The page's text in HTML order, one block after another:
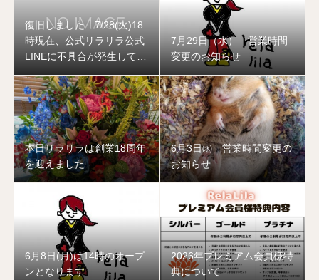
復旧しました 7/28(火)18
時現在、公式リラリラ公式
LINEに不具合が発生してお
7月29日（水） 営業時間
変更のお知らせ
本日リラリラは創業18周年
を迎えました
6月3日㈬ 営業時間変更の
お知らせ
6月8日(月)は14時のオープ
ンとなります
2026年プレミアム会員様特
典について